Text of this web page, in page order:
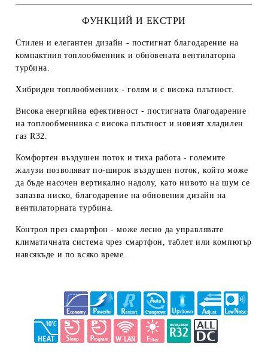
ФУНКЦИЙ И ЕКСТРИ
Стилен и елегантен дизайн - постигнат благодарение на
компактния топлообменник и обновената вентилаторна
турбина.
Хибриден топлообменник - голям и с висока плътност.
Висока енергийна ефективност - постигната благодарение
на топлообменника с висока плътност и новият хладилен
газ R32.
Комфортен въздушен поток и тиха работа - големите
жалузи позволяват по-широк въздушен поток, който може
да бъде насочен вертикално надолу, като нивото на шум се
запазва ниско, благодарение на обновения дизайн на
вентилаторната турбина.
Контрол през смартфон- може лесно дауправлявате
климатичната система чрез смартфон, таблетили компютър
навсякъде и по всяко време.